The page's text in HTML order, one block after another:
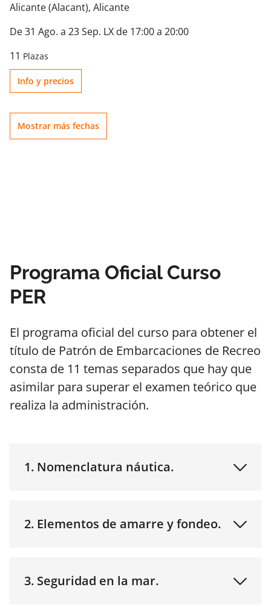
Alicante (Alacant), Alicante
De 31 Ago. a 23 Sep. LX de 17:00 a 20:00
11 Plazas
Info y precios
Mostrar más fechas
Programa Oficial Curso
PER
El programa oficial del curso para obtener el
título de Patrón de Embarcaciones de Recreo
consta de 11 temas separados que hay que
asimilar para superar el examen teórico que
realiza la administración.
1. Nomenclatura náutica.
2. Elementos de amarre y fondeo.
3. Seguridad en la mar.